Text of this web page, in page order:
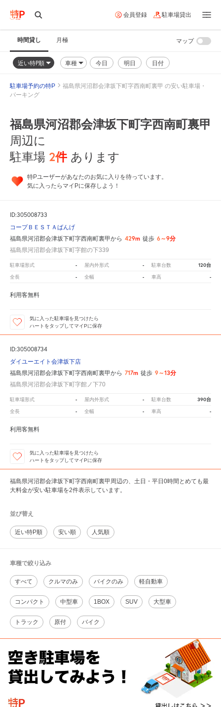
会員登録 駐車場貸出
時間貸し 月極
近い特P順 車種 今日 明日 日付
マップ
駐車場予約の特P
福島県河沼郡会津坂下町字西南町裏甲 の安い駐車場・
パーキング
福島県河沼郡会津坂下町字西南町裏甲
周辺に
駐車場 2件 あります
特Pユーザーがあなたのお気に入りを待っています。
気に入ったらマイPに保存しよう！
ID:305008733
コープＢＥＳＴＡばんげ
福島県河沼郡会津坂下町字西南町裏甲から 429m 徒歩 6～9分
福島県河沼郡会津坂下町字館の下339
駐車場形式 - 屋内外形式 - 駐車台数 120台
全長 - 全幅 - 車高 -
利用客無料
気に入った駐車場を見つけたら
ハートをタップしてマイPに保存
ID:305008734
ダイユーエイト会津坂下店
福島県河沼郡会津坂下町字西南町裏甲から 717m 徒歩 9～13分
福島県河沼郡会津坂下町字館ノ下70
駐車場形式 - 屋内外形式 - 駐車台数 390台
全長 - 全幅 - 車高 -
利用客無料
気に入った駐車場を見つけたら
ハートをタップしてマイPに保存
福島県河沼郡会津坂下町字西南町裏甲周辺の、土日・平日0時間とめても最
大料金が安い駐車場を2件表示しています。
並び替え
近い特P順 安い順 人気順
車種で絞り込み
すべて クルマのみ バイクのみ 軽自動車
コンパクト 中型車 1BOX SUV 大型車
トラック 原付 バイク